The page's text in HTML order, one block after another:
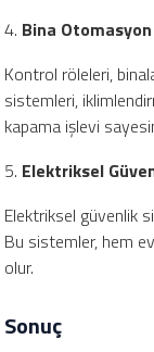
4. Bina
Kontrol röleleri,
sistemleri,
kapama işlevi
5. Elektriksel
Elektriksel güvenlik
Bu sistemler, hem
olur.
Sonuç